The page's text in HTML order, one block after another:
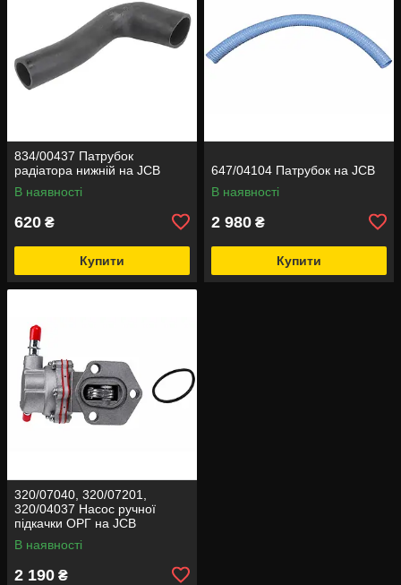
834/00437 Патрубок
радіатора нижній на JCB
В наявності
620 ₴
Купити
647/04104 Патрубок на JCB
В наявності
2 980 ₴
Купити
320/07040, 320/07201,
320/04037 Насос ручної
підкачки ОРГ на JCB
В наявності
2 190 ₴